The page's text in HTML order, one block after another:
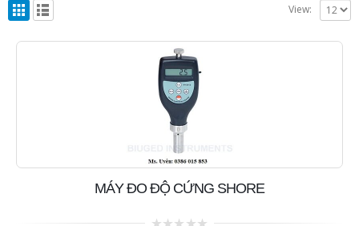
View:
MÁY ĐO ĐỘ CỨNG SHORE